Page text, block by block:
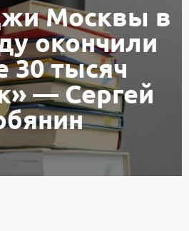
Москвы в
окончили
30 тысяч
— Сергей